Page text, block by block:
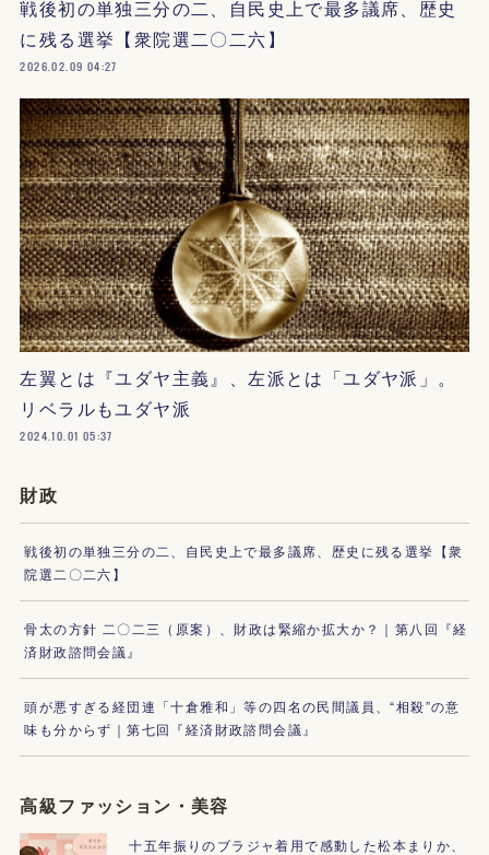
戦後初の単独三分の二、自民史上で最多議席、歴史
に残る選挙【衆院選二〇二六】
2026.02.09 04:27
左翼とは『ユダヤ主義』、左派とは「ユダヤ派」。
リベラルもユダヤ派
2024.10.01 05:37
財政
戦後初の単独三分の二、自民史上で最多議席、歴史に残る選挙【衆
院選二〇二六】
骨太の方針 二〇二三（原案）、財政は緊縮か拡大か？｜第八回『経
済財政諮問会議』
頭が悪すぎる経団連「十倉雅和」等の四名の民間議員、“相殺”の意
味も分からず｜第七回『経済財政諮問会議』
高級ファッション・美容
十五年振りのブラジャ着用で感動した松本まりか、